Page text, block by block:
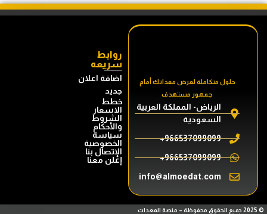
حلول متكاملة لعرض معداتك أمام
جمهور مستهدف
الرياض- المملكة العربية
السعودية
966537099099+
966537099099+
info@almoedat.com
روابط
سريعه
اضافة اعلان
جديد
خطط
الاسعار
الشروط
والأحكام
سياسة
الخصوصية
الإتصال بنا
إعلن معنا
© 2025 جميع الحقوق محفوظة – منصة المعدات